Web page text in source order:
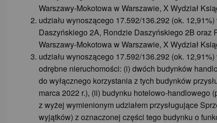
Warszawy-Mokotowa w Warszawie, X Wydział
udziału wynoszącego 17.592/136.292 (ok.
Daszyńskiego 2A, Rondzie Daszyńskiego 2B
Warszawy-Mokotowa w Warszawie, X Wydział
udziału wynoszącego 17.592/136.292 (ok.
odrębne nieruchomości: (i) dwóch budynków
do wyłącznego korzystania z tych budynków
marca 2022 r.), (ii) budynku hotelowo-handlowego
z wyżej wymienionym udziałem przysługujące
wyjątków) z oznaczonej części tego budynku o